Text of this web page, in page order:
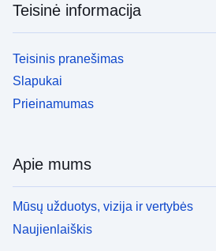
Teisinė informacija
Teisinis pranešimas
Slapukai
Prieinamumas
Apie mums
Mūsų užduotys, vizija ir vertybės
Naujienlaiškis